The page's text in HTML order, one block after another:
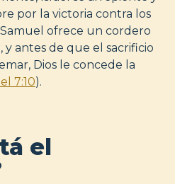
por la victoria contra los
Samuel ofrece un cordero
y antes de que el sacrificio
Dios le concede la
7:10).
el